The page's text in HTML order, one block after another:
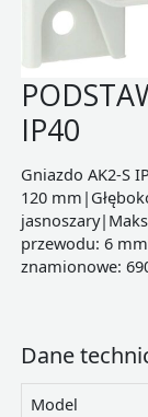
IP40
Gniazdo AK2-S
120
przewodu: 6
znamionowe:
Dane
Model